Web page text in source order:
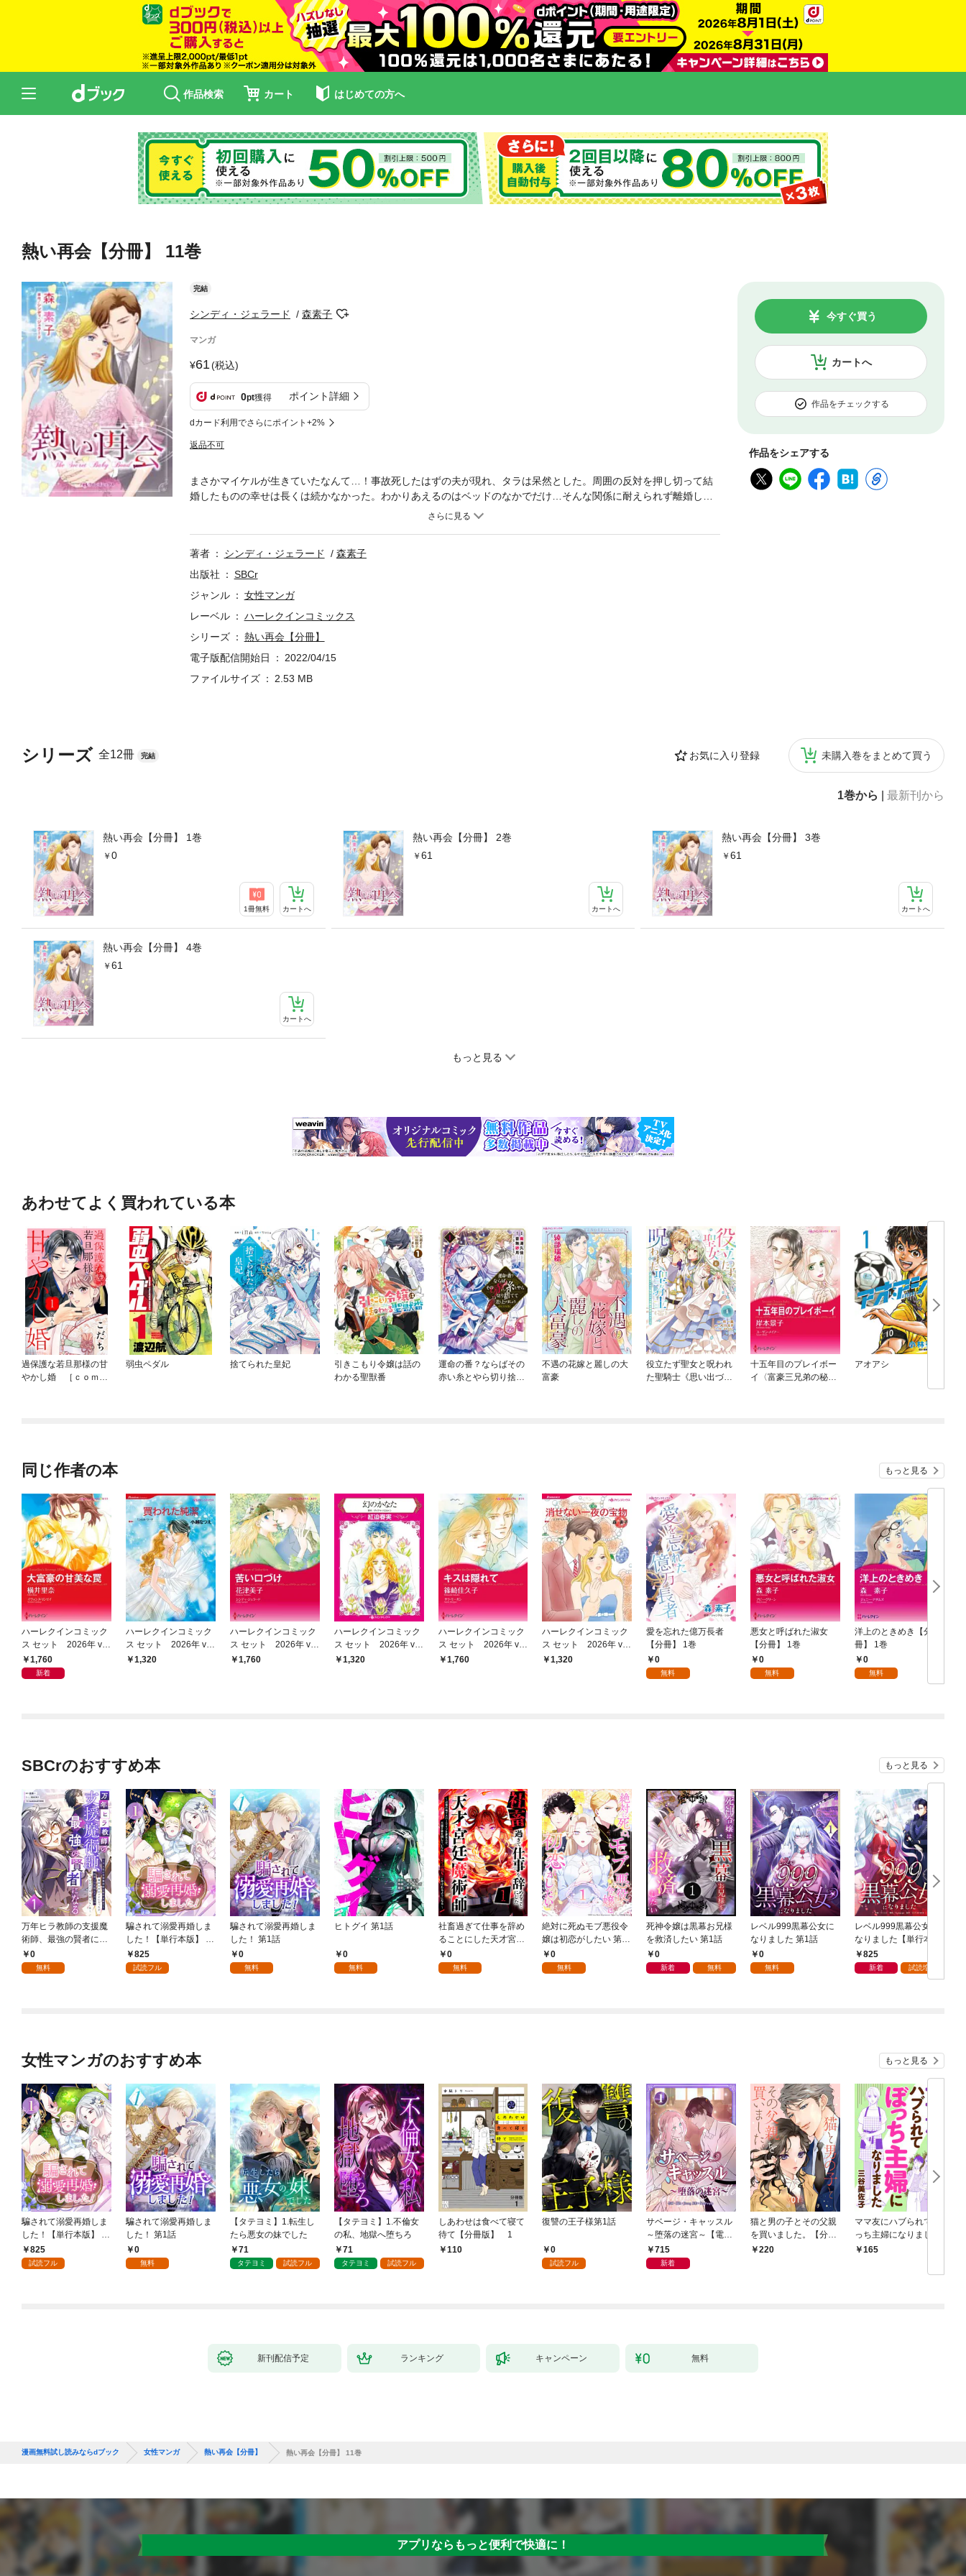
作品検索 カート はじめての方へ
熱い再会【分冊】 11巻
完結
シンディ・ジェラード 森素子
マンガ
61(税込)
0pt獲得 ポイント詳細
dカード利用でさらにポイント+2%
返品不可
カートへ
今すぐ買う
作品をチェックする
作品をシェアする
シリーズ 全12冊 完結 お気に入り登録 未購入巻をまとめて買う
1巻から 最新刊から
熱い再会【分冊】 1巻
0
1冊無料 カートへ
熱い再会【分冊】 2巻
61
カートへ
熱い再会【分冊】 3巻
61
カートへ
熱い再会【分冊】 4巻
61
カートへ
もっと見る
まさかマイケルが生きていたなんて…！事故死したはずの夫が現れ、タラは呆然とした。周囲の反対を押し切って結
婚したものの幸せは長くは続かなかった。わかりあえるのはベッドのなかでだけ…そんな関係に耐えられず離婚した
いと告げた矢先、出張先で夫が死んだと訃報が届いた。あれから２年…なぜ連絡をくれなかったの？ 困惑するタラに
著者
シンディ・ジェラード
森素子
出版社
SBCr
ジャンル
女性マンガ
レーベル
ハーレクインコミックス
シリーズ
熱い再会【分冊】
電子版配信開始日
2022/04/15
ファイルサイズ
2.53 MB
あわせてよく買われている本
過保護な若旦那様の甘
やかし婚 ［ｃｏｍｉ
弱虫ペダル 捨てられた皇妃
引きこもり令嬢は話の
わかる聖獣番
運命の番？ならばその
赤い糸とやら切り捨て
不遇の花嫁と麗しの大
富豪
役立たず聖女と呪われ
た聖騎士《思い出づく
十五年目のプレイボー
イ〈富豪三兄弟の秘密
アオアシ
同じ作者の本 もっと見る
ハーレクインコミック
ス セット 2026年 vo
l.1066
1,760
新着
ハーレクインコミック
ス セット 2026年 vo
l.860
1,320
ハーレクインコミック
ス セット 2026年 vo
l.918
1,760
ハーレクインコミック
ス セット 2026年 vo
l.843
1,320
ハーレクインコミック
ス セット 2026年 vo
l.914
1,760
ハーレクインコミック
ス セット 2026年 vo
l.849
1,320
愛を忘れた億万長者
【分冊】 1巻
0
無料
悪女と呼ばれた淑女
【分冊】 1巻
0
無料
洋上のときめき【分
冊】 1巻
0
無料
SBCrのおすすめ本 もっと見る
万年ヒラ教師の支援魔
術師、最強の賢者にな
る～不人気の支援魔術
師は給料泥棒だと魔術
0
無料
騙されて溺愛再婚しま
した！【単行本版】 1
巻825
試読フル
騙されて溺愛再婚しま
した！ 第1話
0
無料
ヒトグイ 第1話
0
無料
社畜過ぎて仕事を辞め
ることにした天才宮廷
魔術師～辺境の地でス
ローライフを夢見る
0
無料
絶対に死ぬモブ悪役令
嬢は初恋がしたい 第1
話0
無料
死神令嬢は黒幕お兄様
を救済したい 第1話
0
新着 無料
レベル999黒幕公女に
なりました 第1話
0
無料
レベル999黒幕公女に
なりました【単行本
版】 1巻
825
新着 試読増量
女性マンガのおすすめ本 もっと見る
騙されて溺愛再婚しま
した！【単行本版】 1
巻825
試読フル
騙されて溺愛再婚しま
した！ 第1話
0
無料
【タテヨミ】1.転生し
たら悪女の妹でした
71
タテヨミ 試読フル
【タテヨミ】1.不倫女
の私、地獄へ堕ちろ
71
タテヨミ 試読フル
しあわせは食べて寝て
待て【分冊版】 1
110
復讐の王子様第1話
0
試読フル
サベージ・キャッスル
～堕落の迷宮～【電子
単行本版】 第1巻
715
新着
猫と男の子とその父親
を買いました。【分冊
版】 1
220
ママ友にハブられてぼ
っち主婦になりました
【分冊版】 1
165
新刊配信予定 ランキング キャンペーン 無料
漫画無料試し読みならdブック 女性マンガ 熱い再会【分冊】 熱い再会【分冊】 11巻
アプリならもっと便利で快適に！